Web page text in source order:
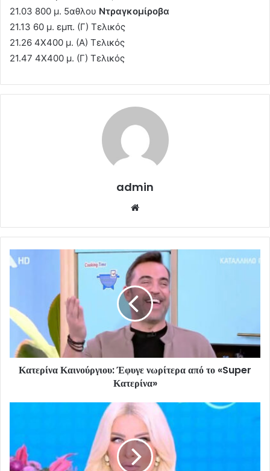
21.03 800 μ. 5αθλου Ντραγκομίροβα
21.13 60 μ. εμπ. (Γ) Τελικός
21.26 4Χ400 μ. (Α) Τελικός
21.47 4Χ400 μ. (Γ) Τελικός
admin
Κατερίνα Καινούργιου: Έφυγε νωρίτερα από το «Super
Κατερίνα»